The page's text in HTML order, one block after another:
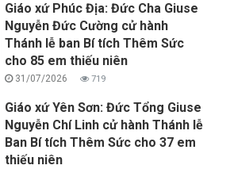
Giáo xứ Phúc Địa: Đức Cha Giuse
Nguyễn Đức Cường cử hành
Thánh lễ ban Bí tích Thêm Sức
cho 85 em thiếu niên
31/07/2026 719
Giáo xứ Yên Sơn: Đức Tổng Giuse
Nguyễn Chí Linh cử hành Thánh lễ
Ban Bí tích Thêm Sức cho 37 em
thiếu niên